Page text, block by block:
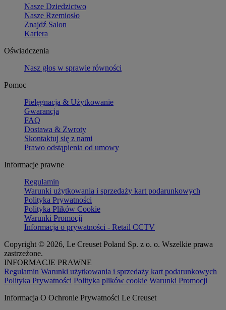
Nasze Dziedzictwo
Nasze Rzemiosło
Znajdź Salon
Kariera
Oświadczenia
Nasz głos w sprawie równości
Pomoc
Pielęgnacja & Użytkowanie
Gwarancja
FAQ
Dostawa & Zwroty
Skontaktuj się z nami
Prawo odstąpienia od umowy
Informacje prawne
Regulamin
Warunki użytkowania i sprzedaży kart podarunkowych
Polityka Prywatności
Polityka Plików Cookie
Warunki Promocji
Informacja o prywatności - Retail CCTV
Copyright © 2026, Le Creuset Poland Sp. z o. o. Wszelkie prawa
zastrzeżone.
INFORMACJE PRAWNE
Regulamin Warunki użytkowania i sprzedaży kart podarunkowych
Polityka Prywatności Polityka plików cookie Warunki Promocji
Informacja O Ochronie Prywatności Le Creuset